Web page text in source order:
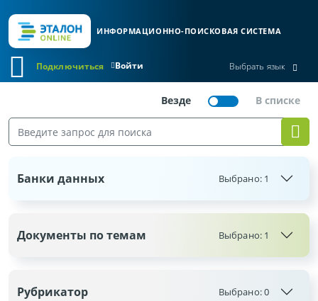
ИНФОРМАЦИОННО-ПОИСКОВАЯ СИСТЕМА
Войти
Подключиться Выбрать язык
Банки данных Выбрано: 1
Документы по темам Выбрано: 1
Рубрикатор Выбрано:0